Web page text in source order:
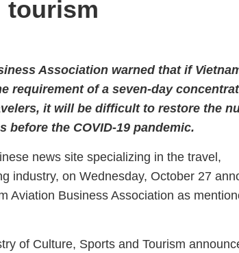
tourism
Association warned that if
requirement of a seven-day
it will be difficult to restore the
the COVID-19 pandemic.
news site specializing in the travel,
industry, on Wednesday, October 27
Aviation Business Association as
of Culture, Sports and Tourism